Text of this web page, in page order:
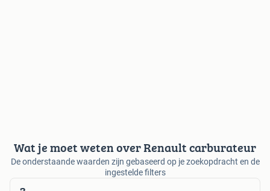
Wat je moet weten over Renault carburateur
De onderstaande waarden zijn gebaseerd op je zoekopdracht en de
ingestelde filters